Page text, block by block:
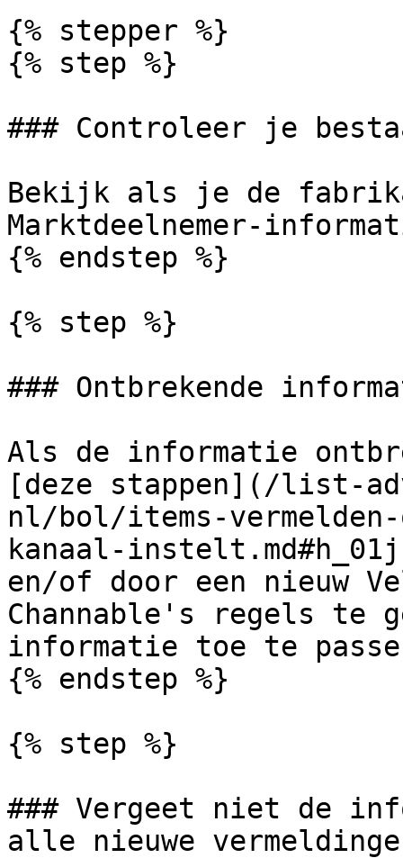
{% stepper %}
{% step %}
### Controleer je
Bekijk als je de
Marktdeelnemer-
{% endstep %}
{% step %}
### Ontbrekende
Als de informatie
[deze stappen](/list-
nl/bol/items-
kanaal-
en/of door een nieuw
Channable's regels te
informatie toe te
{% endstep %}
{% step %}
### Vergeet niet de
alle nieuwe